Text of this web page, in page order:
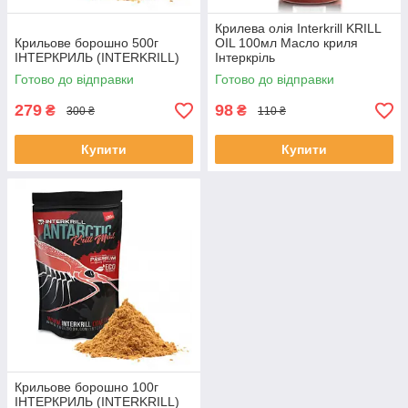
Крильове борошно 500г
ІНТЕРКРИЛЬ (INTERKRILL)
Готово до відправки
279 ₴ 300 ₴
Купити
Крилева олія Interkrill KRILL
OIL 100мл Масло криля
Інтеркріль
Готово до відправки
98 ₴ 110 ₴
Купити
Крильове борошно 100г
ІНТЕРКРИЛЬ (INTERKRILL)